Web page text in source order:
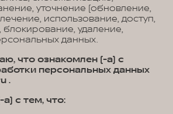
уточнение (обновление,
использование, доступ,
удаление,
данных.
что ознакомлен (-а) с
персональных данных
.
с тем, что: